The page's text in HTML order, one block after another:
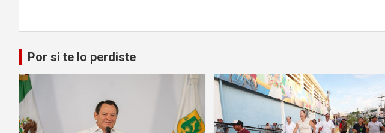
Por si te lo perdiste